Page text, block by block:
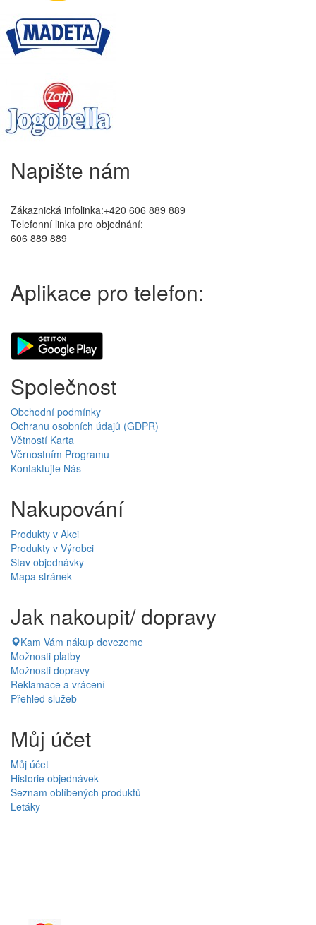
Napište nám
Zákaznická infolinka:+420 606 889 889
Telefonní linka pro objednání:
606 889 889
Aplikace pro telefon:
Společnost
Obchodní podmínky
Ochranu osobních údajů (GDPR)
Větností Karta
Věrnostním Programu
Kontaktujte Nás
Nakupování
Produkty v Akci
Produkty v Výrobci
Stav objednávky
Mapa stránek
Jak nakoupit/ dopravy
Kam Vám nákup dovezeme
Možnosti platby
Možnosti dopravy
Reklamace a vrácení
Přehled služeb
Můj účet
Můj účet
Historie objednávek
Seznam oblíbených produktů
Letáky